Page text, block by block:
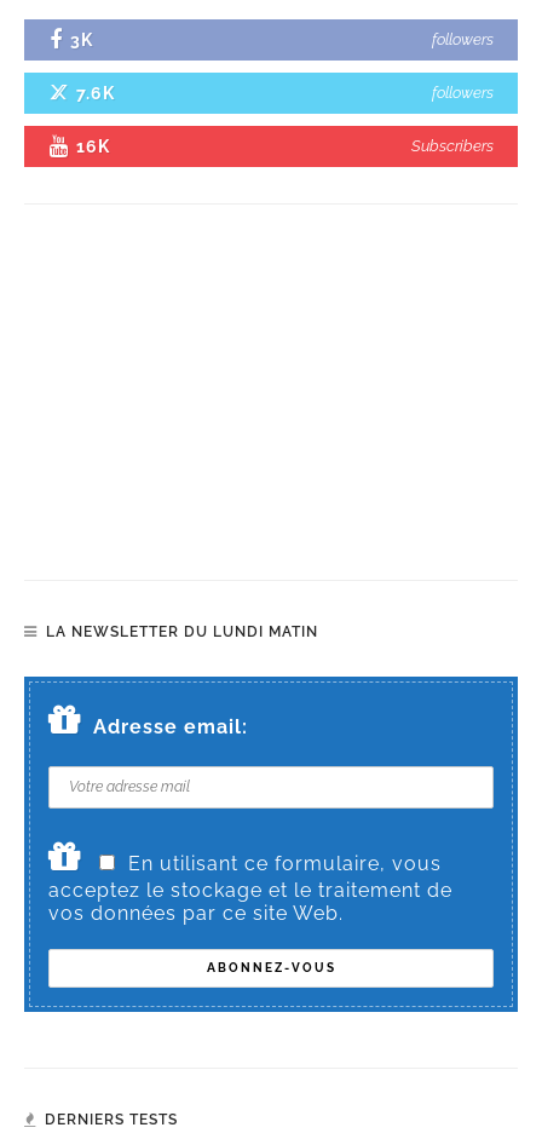
3K followers
7.6K followers
16K Subscribers
LA NEWSLETTER DU LUNDI MATIN
Adresse email:
En utilisant ce formulaire, vous
acceptez le stockage et le traitement de
vos données par ce site Web.
DERNIERS TESTS